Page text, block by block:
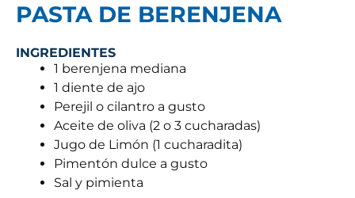
PASTA DE BERENJENA
INGREDIENTES
1 berenjena mediana
1 diente de ajo
Perejil o cilantro a gusto
Aceite de oliva (2 o 3 cucharadas)
Jugo de Limón (1 cucharadita)
Pimentón dulce a gusto
Sal y pimienta